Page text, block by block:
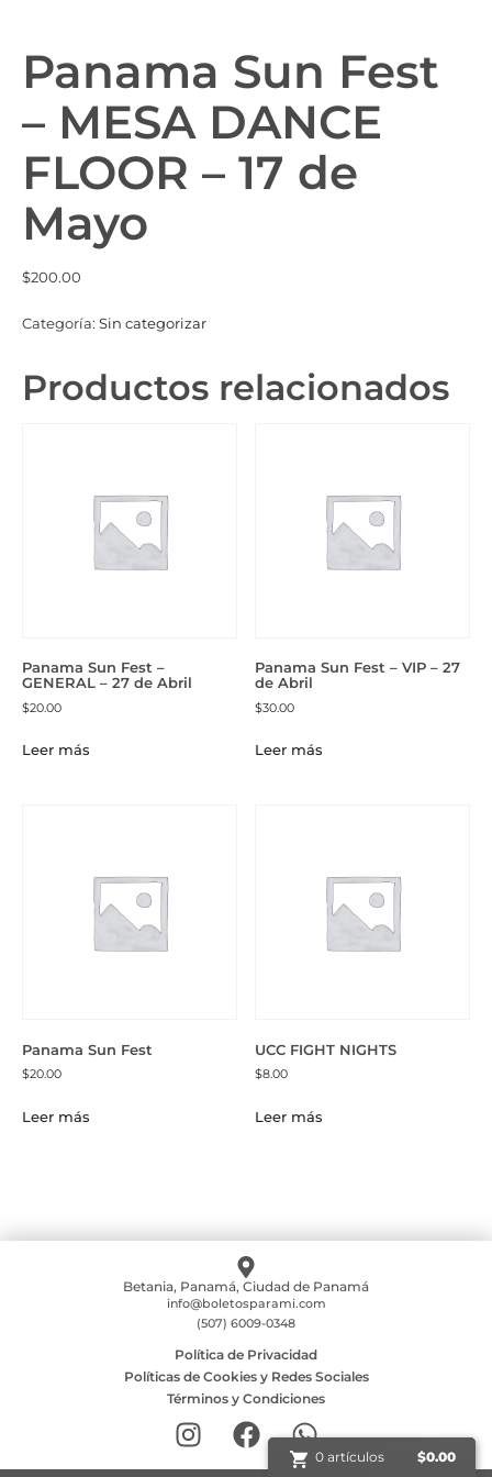
Panama Sun Fest
– MESA DANCE
FLOOR – 17 de
Mayo
$200.00
Categoría: Sin categorizar
Productos relacionados
Panama Sun Fest –
GENERAL – 27 de Abril
$20.00
Leer más
Panama Sun Fest – VIP – 27
de Abril
$30.00
Leer más
Panama Sun Fest
$20.00
Leer más
UCC FIGHT NIGHTS
$8.00
Leer más
Betania, Panamá, Ciudad de Panamá
info@boletosparami.com
(507) 6009-0348
Política de Privacidad
Políticas de Cookies y Redes Sociales
Términos y Condiciones
0 artículos $0.00
0 artículos $0.00